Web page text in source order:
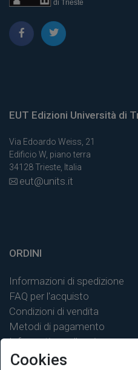
EUT Edizioni Università di
Via Edoardo Weiss, 21
Edificio W, piano terra
34128 Trieste, Italia
eut@units.it
ORDINI
Informazioni di spedizione
FAQ per l'acquisto
Condizioni di vendita
Metodi di pagamento
Informativa sulla privacy
Cookies